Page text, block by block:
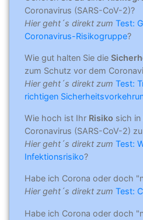
Coronavirus (SARS-CoV-2)?
Hier geht´s direkt zum Test:
Coronavirus-Risikogruppe?
Wie gut halten Sie die
zum Schutz vor dem
Hier geht´s direkt zum Test:
richtigen
Wie hoch ist Ihr Risiko sich
Coronavirus (SARS-CoV-2)
Hier geht´s direkt zum Test:
Infektionsrisiko?
Habe ich Corona oder doch
Hier geht´s direkt zum Test:
Habe ich Corona oder doch